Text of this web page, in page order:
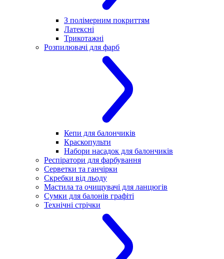
З полімерним покриттям
Латексні
Трикотажні
Розпилювачі для фарб
Кепи для балончиків
Краскопульти
Набори насадок для балончиків
Респіратори для фарбування
Серветки та ганчірки
Скребки від льоду
Мастила та очищувачі для ланцюгів
Сумки для балонів графіті
Технічні стрічки